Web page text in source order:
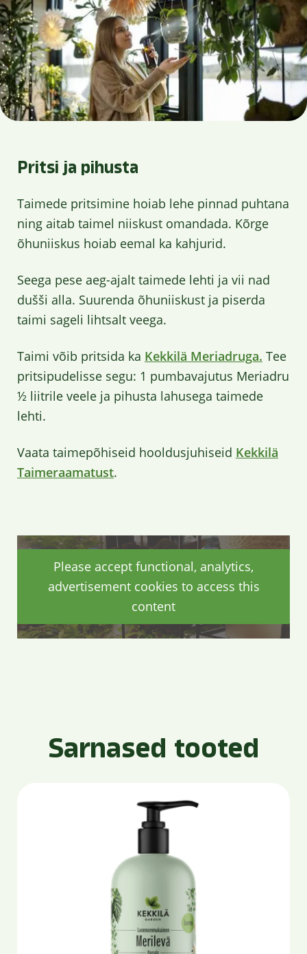
Pritsi ja pihusta
Taimede pritsimine hoiab lehe pinnad puhtana
ning aitab taimel niiskust omandada. Kõrge
õhuniiskus hoiab eemal ka kahjurid.
Seega pese aeg-ajalt taimede lehti ja vii nad
dušši alla. Suurenda õhuniiskust ja piserda
taimi sageli lihtsalt veega.
Taimi võib pritsida ka Kekkilä Meriadruga. Tee
pritsipudelisse segu: 1 pumbavajutus Meriadru
½ liitrile veele ja pihusta lahusega taimede
lehti.
Vaata taimepõhiseid hooldusjuhiseid Kekkilä
Taimeraamatust.
Please accept functional, analytics,
advertisement cookies to access this
content
Sarnased tooted